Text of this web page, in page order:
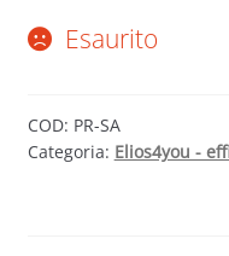
Esaurito
COD: PR-SA
Categoria: Elios4you -